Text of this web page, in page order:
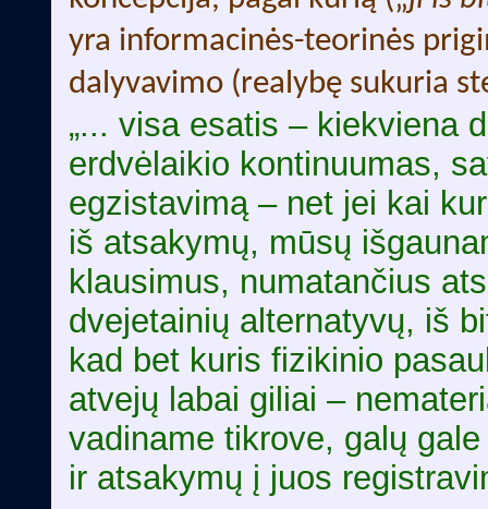
yra informacinės-teorinės
dalyvavimo (realybę sukuria
„... visa esatis – kiekviena
erdvėlaikio kontinuumas,
egzistavimą – net jei kai
iš atsakymų, mūsų
klausimus, numatančius
dvejetainių alternatyvų, iš
kad bet kuris fizikinio
atvejų labai giliai –
vadiname tikrove, galų
ir atsakymų į juos